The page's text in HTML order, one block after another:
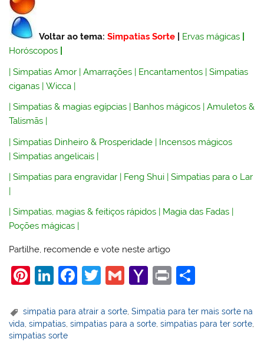
Voltar ao tema:Simpatias Sorte Ervas mágicas
Horóscopos
|Simpatias Amor |Amarrações | Encantamentos |Simpatias
ciganas |Wicca |
|Simpatias & magias egípcias | Banhos mágicos |Amuletos &
Talismãs |
|Simpatias Dinheiro & Prosperidade | Incensos mágicos
|Simpatias angelicais |
|Simpatias para engravidar | Feng Shui |Simpatias para o Lar
|
|Simpatias, magias & feitiços rápidos | Magia das Fadas |
Poções mágicas |
Partilhe, recomende e vote neste artigo
Pi
er
e
Li
k
e
F
c
e
T
itt
er
G
ai
l
Y
h
o
Pr
t
ar
e
simpatia para atrair a sorte ,Simpatia para ter mais sorte na
vida,simpatias,simpatias para a sorte,simpatias para ter sorte,
simpatias sorte